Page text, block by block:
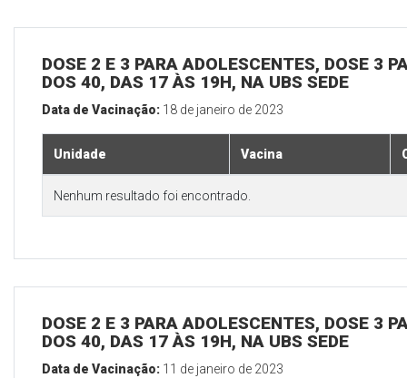
DOSE 2 E 3 PARA ADOLESCENTES, DOSE 3
DOS 40, DAS 17 ÀS 19H, NA UBS SEDE
Data de Vacinação: 18 de janeiro de 2023
Unidade Vacina
Nenhum resultado foi encontrado.
DOSE 2 E 3 PARA ADOLESCENTES, DOSE 3
DOS 40, DAS 17 ÀS 19H, NA UBS SEDE
Data de Vacinação: 11 de janeiro de 2023